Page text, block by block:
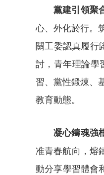
黨建引領聚
心、外化於行。
關工委認真履行
討，青年理論學
習、黨性鍛煉、
教育動態。
凝心鑄魂強
准青春航向，熔
動分享學習體會